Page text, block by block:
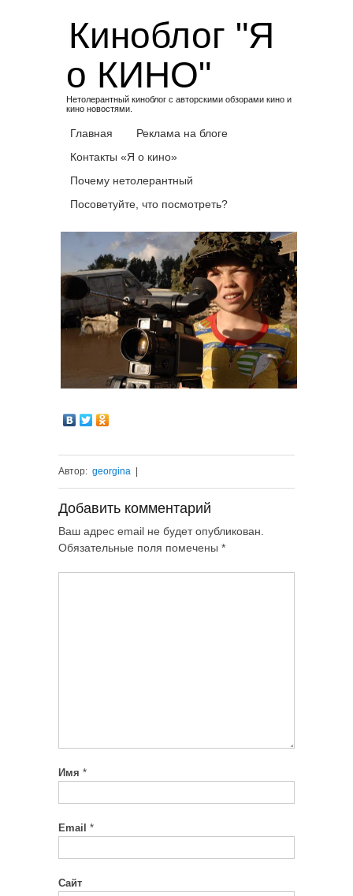
Киноблог "Я
о КИНО"
Нетолерантный киноблог с авторскими обзорами кино и
кино новостями.
Главная
Реклама на блоге
Контакты «Я о кино»
Почему нетолерантный
Посоветуйте, что посмотреть?
Автор: georgina
Добавить комментарий
Ваш адрес email не будет опубликован.
Обязательные поля помечены *
Имя *
Email *
Сайт